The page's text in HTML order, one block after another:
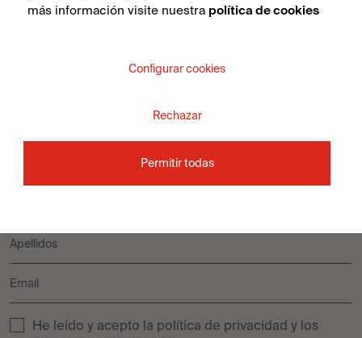
Empresa
SUSCRIBIRSE A LA NEWSLETTER
He leído y acepto la política de privacidad y los
más información visite nuestra política de cookies
Configurar cookies
Rechazar
Permitir todas